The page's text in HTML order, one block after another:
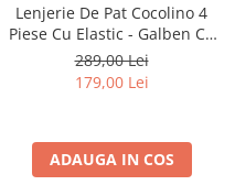
Lenjerie De Pat Cocolino 4
Piese Cu Elastic - Galben Cu
Ursuleti, Portocale Si Floricele
289,00 Lei
179,00 Lei
ADAUGA IN COS